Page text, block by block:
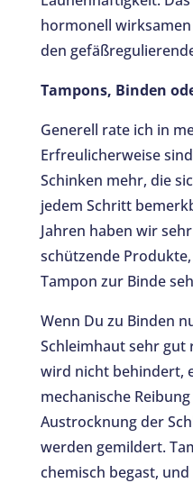
hormonell
den
Tampons, Binden
Generell rate ich in
Erfreulicherweise
Schinken mehr, die
jedem Schritt
Jahren haben wir
schützende
Tampon zur Binde
Wenn Du zu Binden
Schleimhaut sehr gut
wird nicht behindert,
mechanische
Austrocknung der
werden gemildert.
chemisch begast,